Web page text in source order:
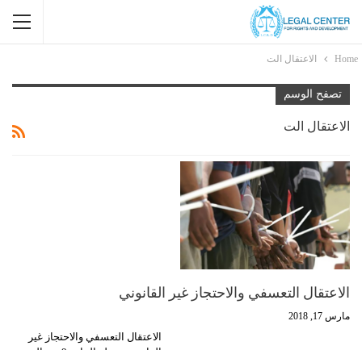
Home الاعتقال الت
تصفح الوسم
الاعتقال الت
الاعتقال التعسفي والاحتجاز غير القانوني
مارس 17, 2018
الاعتقال التعسفي والاحتجاز غير